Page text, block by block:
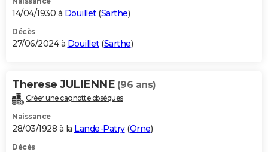
14/04/1930 à Douillet(Sarthe)
Décès
27/06/2024 à Douillet(Sarthe)
Therese JULIENNE (96 ans)
Créer une cagnotte obsèques
Naissance
28/03/1928 à la Lande-Patry(Orne)
Décès